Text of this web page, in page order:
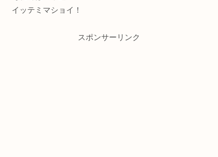
イッテミマショイ！
スポンサーリンク